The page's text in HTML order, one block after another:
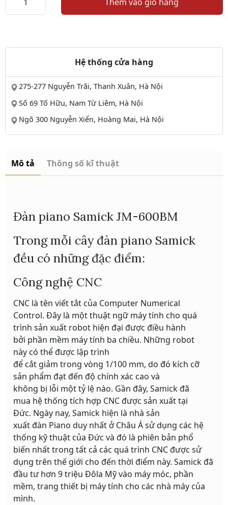
SAMICK
Hệ thống cửa hàng
275-277 Nguyễn Trãi, Thanh Xuân, Hà Nội
Số 69 Tố Hữu, Nam Từ Liêm, Hà Nội
Ngõ 300 Nguyễn Xiển, Hoàng Mai, Hà Nội
Mô tả Thông số kĩ thuật
Đàn piano Samick JM-600BM
Trong mỗi cây đàn piano Samick
đều có những đặc điểm:
Công nghệ CNC
CNC là tên viết tắt của Computer Numerical
Control. Đây là một thuật ngữ máy tính cho quá
trình sản xuất robot hiện đại được điều hành
bởi phần mềm máy tính ba chiều. Những robot
này có thể được lập trình
để cắt giảm trong vòng 1/100 mm, do đó kích cỡ
sản phẩm đạt đến độ chính xác cao và
không bị lỗi một tỷ lệ nào. Gần đây, Samick đã
mua hệ thống tích hợp CNC được sản xuất tại
Đức. Ngày nay, Samick hiện là nhà sản
xuất đàn Piano duy nhất ở Châu Á sử dụng các hệ
thống kỹ thuật của Đức và đó là phiên bản phổ
biến nhất trong tất cả các quá trình CNC được sử
dụng trên thế giới cho đến thời điểm này. Samick đã
đầu tư hơn 9 triệu Đôla Mỹ vào máy móc, phần
mềm, trang thiết bị máy tính cho các nhà máy của
mình.